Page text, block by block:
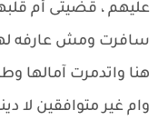
عليهم ، قضيتى أم
سافرت ومش عارفه
هنا واتدمرت آمالها
وام غير متوافقين لا